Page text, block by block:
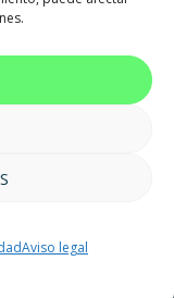
Aviso legal